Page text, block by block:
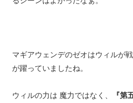
マギアウェンデのゼオはウィルが
が躍っていましたね。
ウィルの力は 魔力ではなく、 『第